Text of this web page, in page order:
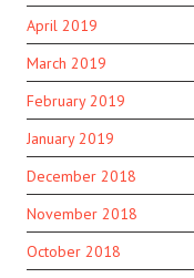
April 2019
March 2019
February 2019
January 2019
December 2018
November 2018
October 2018